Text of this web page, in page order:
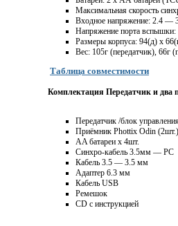
Максимальная скорость
Входное напряжение: 2.4 —
Напряжение порта
Размеры корпуса: 94(д) x
Вес: 105г (передатчик), 66г
Таблица совместимости
Комплектация Передатчик и
Передатчик /блок
Приёмник Phottix Odin (2шт.)
AA батареи х 4шт.
Синхро-кабель 3.5мм — PC
Кабель 3.5 — 3.5 мм
Адаптер 6.3 мм
Кабель USB
Ремешок
CD с инструкцией